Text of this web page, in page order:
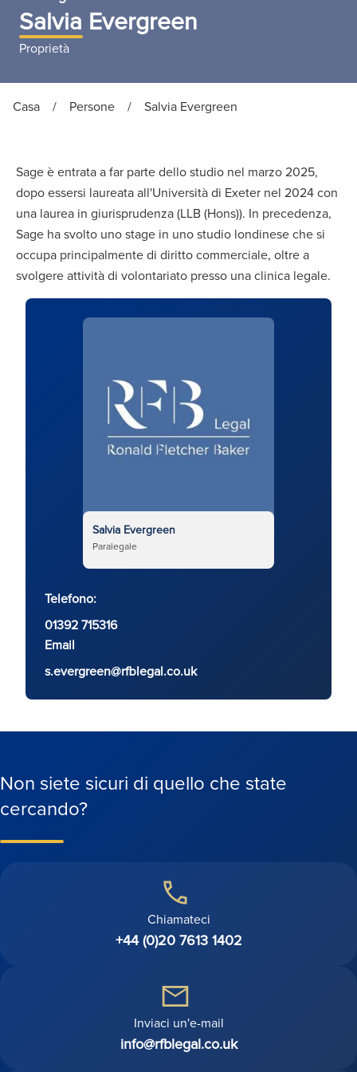
Salvia Evergreen
Proprietà
Casa / Persone / Salvia Evergreen
Sage è entrata a far parte dello studio nel marzo 2025,
dopo essersi laureata all'Università di Exeter nel 2024 con
una laurea in giurisprudenza (LLB (Hons)). In precedenza,
Sage ha svolto uno stage in uno studio londinese che si
occupa principalmente di diritto commerciale, oltre a
svolgere attività di volontariato presso una clinica legale.
Salvia Evergreen
Paralegale
Telefono:
01392 715316
Email
s.evergreen@rfblegal.co.uk
Non siete sicuri di quello che state
cercando?
Chiamateci
+44 (0)20 7613 1402
Inviaci un'e-mail
info@rfblegal.co.uk